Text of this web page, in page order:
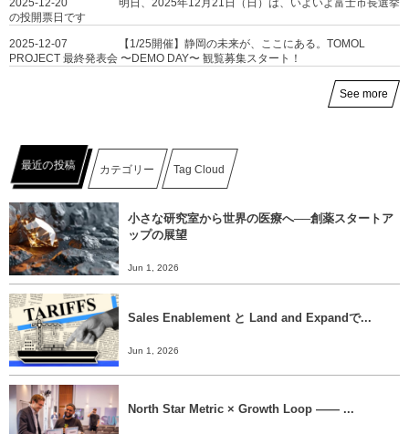
の投開票日です
2025-12-07
【1/25開催】静岡の未来が、ここにある。TOMOL
PROJECT 最終発表会 〜DEMO DAY〜 観覧募集スタート！
See more
最近の投稿 カテゴリー Tag Cloud
小さな研究室から世界の医療へ──創薬スタートア
ップの展望
Jun 1, 2026
Sales Enablement と Land and Expandで...
Jun 1, 2026
North Star Metric × Growth Loop ―― ...